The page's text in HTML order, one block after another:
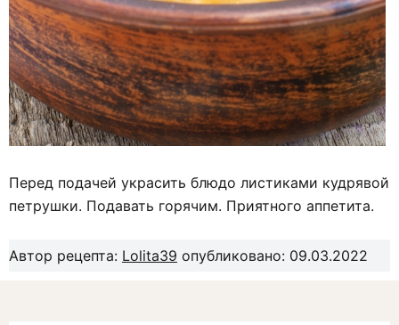
Перед подачей украсить блюдо листиками кудрявой
петрушки. Подавать горячим. Приятного аппетита.
Автор рецепта: Lolita39 опубликовано: 09.03.2022